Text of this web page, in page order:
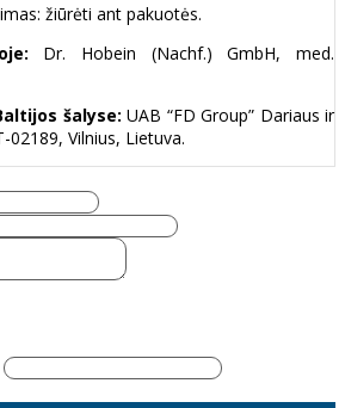
žiūrėti ant pakuotės.
Dr. Hobein (Nachf.) GmbH, med.
šalyse: UAB “FD Group” Dariaus ir
02189, Vilnius, Lietuva.